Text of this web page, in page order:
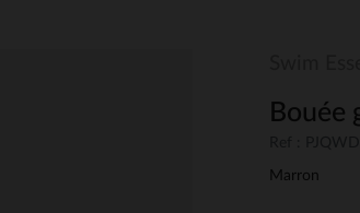
Bouée
Marron